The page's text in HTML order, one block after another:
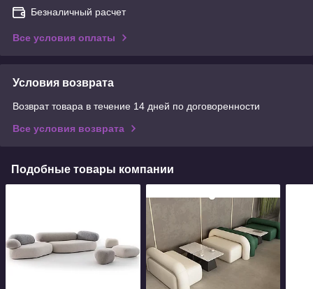
Безналичный расчет
Все условия оплаты
Условия возврата
Возврат товара в течение 14 дней по договоренности
Все условия возврата
Подобные товары компании